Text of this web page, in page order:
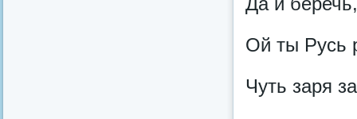
Ой ты Русь
Чуть заря